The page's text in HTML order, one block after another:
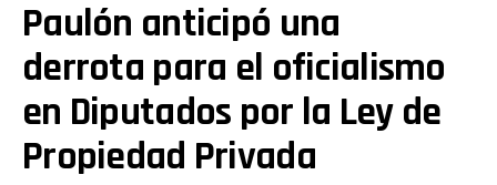
Paulón anticipó una
derrota para el oficialismo
en Diputados por la Ley de
Propiedad Privada